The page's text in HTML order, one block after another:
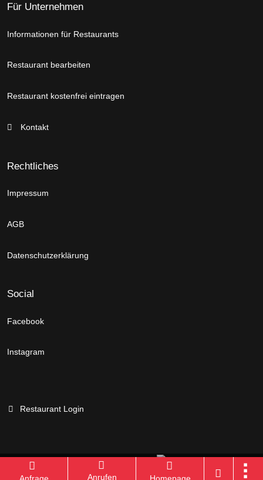
Anrufen
Für Unternehmen
Informationen für Restaurants
Restaurant bearbeiten
Restaurant kostenfrei eintragen
Kontakt
Rechtliches
Impressum
AGB
Datenschutzerklärung
Social
Facebook
Instagram
Restaurant Login
Branchenportal Software made in Germany